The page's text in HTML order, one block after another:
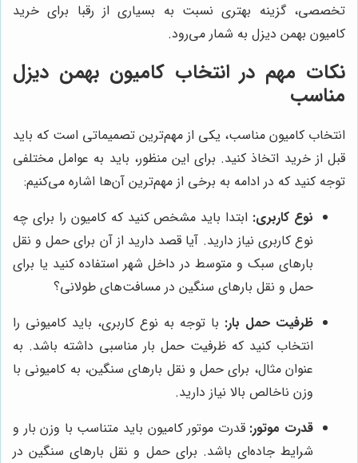
تخصصی، گزینه بهتری نسبت به بسیاری از رقبا برای خرید
کامیون بهمن دیزل به شمار می‌رود.
نکات مهم در انتخاب کامیون بهمن دیزل
مناسب
انتخاب کامیون مناسب، یکی از مهم‌ترین تصمیماتی است که باید
قبل از خرید اتخاذ کنید. برای این منظور، باید به عوامل مختلفی
توجه کنید که در ادامه به برخی از مهم‌ترین آن‌ها اشاره می‌کنیم:
نوع کاربری: ابتدا باید مشخص کنید که کامیون را برای چه
نوع کاربری نیاز دارید. آیا قصد دارید از آن برای حمل و نقل
بارهای سبک و متوسط در داخل شهر استفاده کنید یا برای
حمل و نقل بارهای سنگین در مسافت‌های طولانی؟
ظرفیت حمل بار: با توجه به نوع کاربری، باید کامیونی را
انتخاب کنید که ظرفیت حمل بار مناسبی داشته باشد. به
عنوان مثال، برای حمل و نقل بارهای سنگین، به کامیونی با
وزن ناخالص بالا نیاز دارید.
قدرت موتور: قدرت موتور کامیون باید متناسب با وزن بار و
شرایط جاده‌ای باشد. برای حمل و نقل بارهای سنگین در